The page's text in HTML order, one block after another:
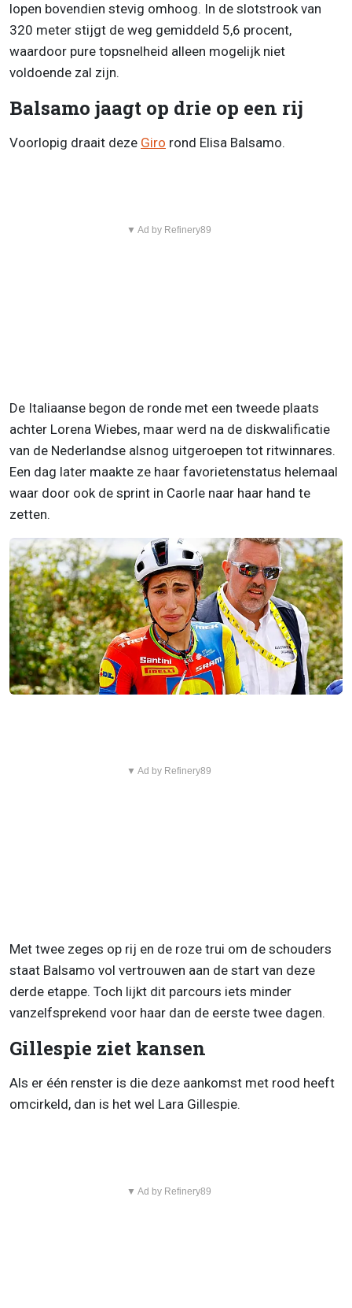
lopen bovendien stevig omhoog. In de slotstrook van
320 meter stijgt de weg gemiddeld 5,6 procent,
waardoor pure topsnelheid alleen mogelijk niet
voldoende zal zijn.
Balsamo jaagt op drie op een rij
Voorlopig draait deze Giro rond Elisa Balsamo.
▼ Ad by Refinery89
De Italiaanse begon de ronde met een tweede plaats
achter Lorena Wiebes, maar werd na de diskwalificatie
van de Nederlandse alsnog uitgeroepen tot ritwinnares.
Een dag later maakte ze haar favorietenstatus helemaal
waar door ook de sprint in Caorle naar haar hand te
zetten.
▼ Ad by Refinery89
Met twee zeges op rij en de roze trui om de schouders
staat Balsamo vol vertrouwen aan de start van deze
derde etappe. Toch lijkt dit parcours iets minder
vanzelfsprekend voor haar dan de eerste twee dagen.
Gillespie ziet kansen
Als er één renster is die deze aankomst met rood heeft
omcirkeld, dan is het wel Lara Gillespie.
▼ Ad by Refinery89